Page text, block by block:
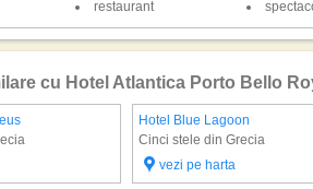
restaurant
cu Hotel Atlantica Porto Bello
Hotel Blue Lagoon
Cinci stele din Grecia
vezi pe harta